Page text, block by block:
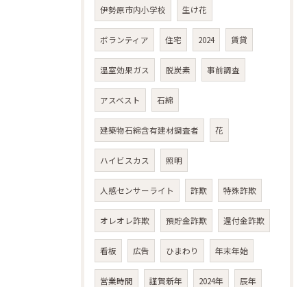
伊勢原市内小学校 生け花
ボランティア 住宅 2024 賃貸
温室効果ガス 脱炭素 事前調査
アスベスト 石綿
建築物石綿含有建材調査者 花
ハイビスカス 照明
人感センサーライト 詐欺 特殊詐欺
オレオレ詐欺 預貯金詐欺 還付金詐欺
看板 広告 ひまわり 年末年始
営業時間 謹賀新年 2024年 辰年